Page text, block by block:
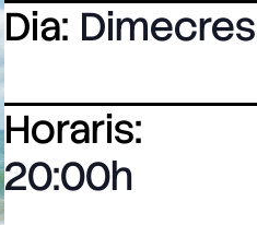
Dia: Dimecres
Horaris:
20:00